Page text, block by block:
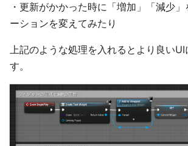
・更新がかかった時に「増加」「減少
ーションを変えてみたり
上記のような処理を入れるとより良いUI
す。